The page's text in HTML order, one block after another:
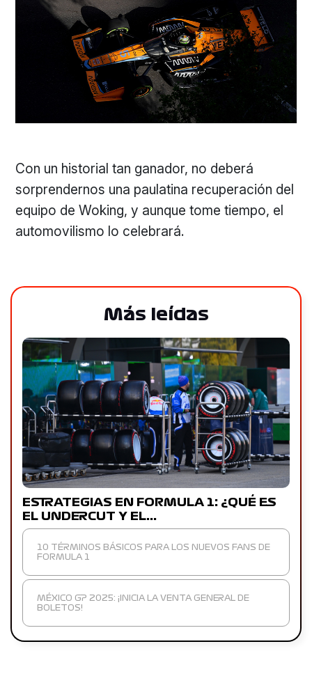
Con un historial tan ganador, no deberá
sorprendernos una paulatina recuperación del
equipo de Woking, y aunque tome tiempo, el
automovilismo lo celebrará.
Más leídas
ESTRATEGIAS EN FORMULA 1: ¿QUÉ ES
EL UNDERCUT Y EL…
10 TÉRMINOS BÁSICOS PARA LOS NUEVOS FANS DE
FORMULA 1
MÉXICO GP 2025: ¡INICIA LA VENTA GENERAL DE
BOLETOS!